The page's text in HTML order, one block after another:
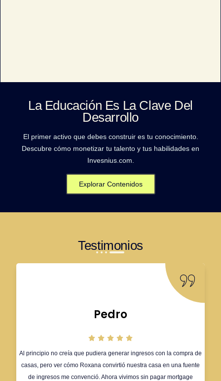
La Educación Es La Clave Del
Desarrollo
El primer activo que debes construir es tu conocimiento.
Descubre cómo monetizar tu talento y tus habilidades en
Invesnius.com.
Explorar Contenidos
Testimonios
Pedro
Al principio no creía que pudiera generar ingresos con la compra de
casas, pero ver cómo Roxana convirtió nuestra casa en una fuente
de ingresos me convenció. Ahora vivimos sin pagar mortgage